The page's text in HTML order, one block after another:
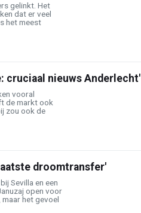
gelinkt. Het
dat er veel
het meest
cruciaal nieuws Anderlecht'
vooral
de markt ook
zou ook de
droomtransfer'
Sevilla en een
open voor
het gevoel